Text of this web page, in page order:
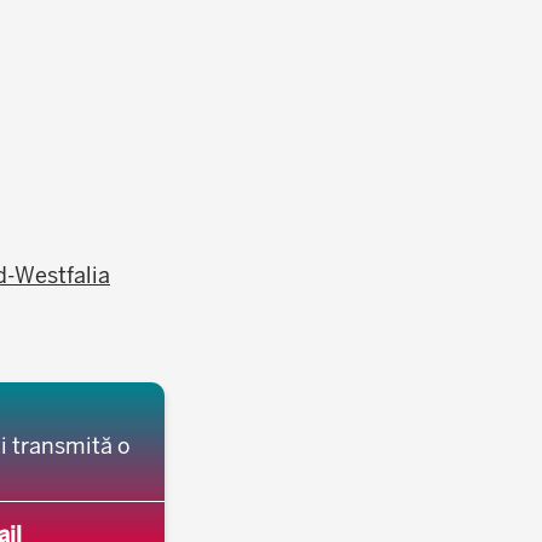
Westfalia
transmită o